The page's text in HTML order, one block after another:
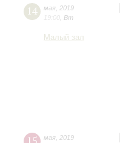
14 мая 2019
19:00 Вт
Малый зал
мая 2019